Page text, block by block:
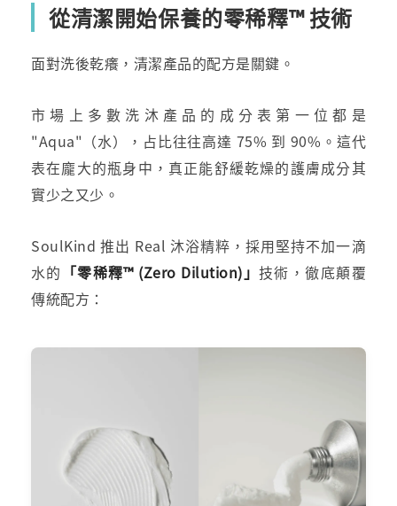
從清潔開始保養的零稀釋™ 技術
面對洗後乾癢，清潔產品的配方是關鍵。
市場上多數洗沐產品的成分表第一位都是
"Aqua"（水），占比往往高達 75% 到 90%。這代
表在龐大的瓶身中，真正能舒緩乾燥的護膚成分其
實少之又少。
SoulKind 推出 Real 沐浴精粹，採用堅持不加一滴
水的 「零稀釋™ (Zero Dilution)」技術，徹底顛覆
傳統配方：